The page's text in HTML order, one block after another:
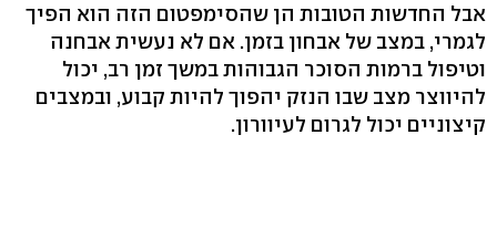
אבל החדשות הטובות הן שהסימפטום הזה הוא הפיך
לגמרי, במצב של אבחון בזמן. אם לא נעשית אבחנה
וטיפול ברמות הסוכר הגבוהות במשך זמן רב, יכול
להיווצר מצב שבו הנזק יהפוך להיות קבוע, ובמצבים
קיצוניים יכול לגרום לעיוורון.